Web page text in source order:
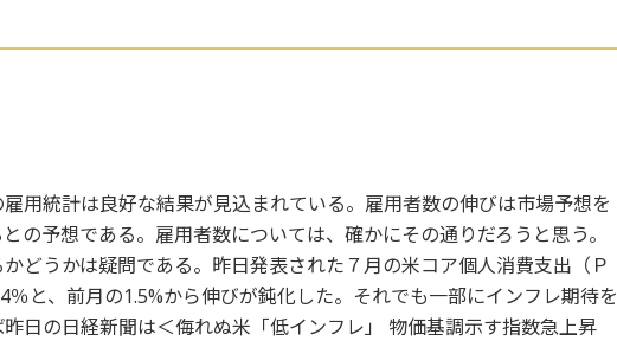
用統計は良好な結果が見込まれている。雇用者数の伸びは市場予想を
の予想である。雇用者数については、確かにその通りだろうと思う。
どうかは疑問である。昨日発表された７月の米コア個人消費支出（Ｐ
％と、前月の1.5%から伸びが鈍化した。それでも一部にインフレ期待を
日の日経新聞は＜侮れぬ米「低インフレ」 物価基調示す指数急上昇